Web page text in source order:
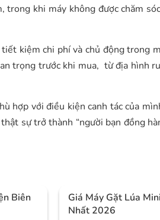
khi máy không được chăm
kiệm chi phí và chủ động trong
trọng trước khi mua, từ địa hình
hợp với điều kiện canh tác của
sự trở thành “người bạn đồng
Biên
Giá Máy Gặt Lúa
Nhất 2026